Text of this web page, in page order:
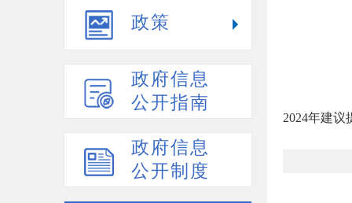
政策
政府信息
公开指南
政府信息
公开制度
2024年建议